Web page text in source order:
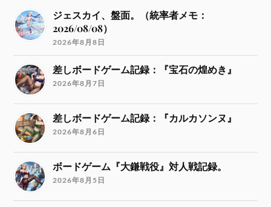
ジェスカイ、盤面。（統率者メモ：
2026/08/08）
2026年8月8日
差しボードゲーム記録：『宝石の煌めき』
2026年8月7日
差しボードゲーム記録：『カルカソンヌ』
2026年8月6日
ボードゲーム『大鎌戦役』対人戦記録。
2026年8月5日